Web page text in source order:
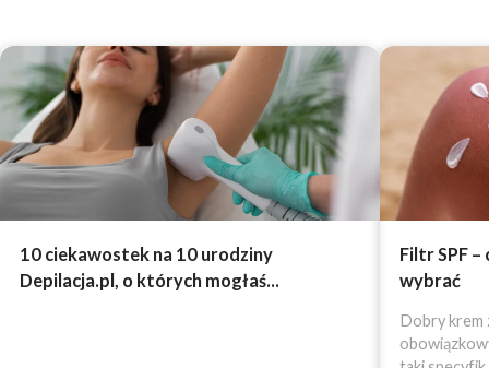
10 ciekawostek na 10 urodziny
Depilacja.pl, o których mogłaś...
Filtr SPF
wybrać
Dobry krem